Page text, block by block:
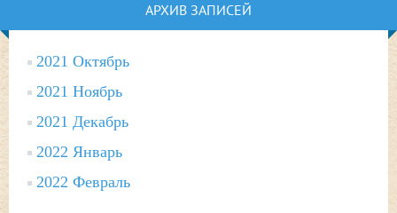
АРХИВ ЗАПИСЕЙ
2021 Октябрь
2021 Ноябрь
2021 Декабрь
2022 Январь
2022 Февраль